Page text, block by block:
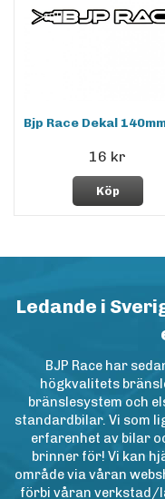
Bjp Race Dekal
16 kr
Köp
Ledande i
BJP Race har
högkvalitets
bränslesystem och
standardbilar. Vi som
erfarenhet av bilar
brinner för! Vi kan
område via våran
förbi våran verkstad/